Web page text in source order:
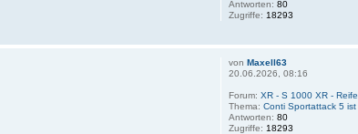
Antworten: 80
Zugriffe: 18293
von Maxell63
20.06.2026, 08:16
Forum: XR - S 1000 XR -
Thema: Conti Sportattack 5 ist
Antworten: 80
Zugriffe: 18293